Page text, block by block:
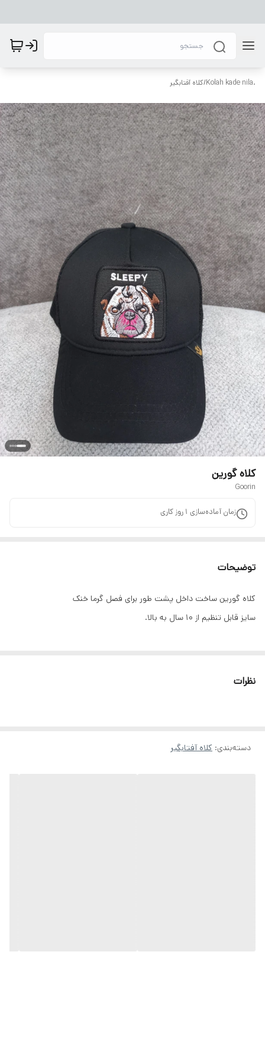
.Kolah kade nila
/کلاه آفتابگیر
کلاه گورین
Goorin
زمان آماده‌سازی 1 روز کاری
توضیحات
کلاه گورین ساخت داخل پشت طور برای فصل گرما خنک
سایز قابل تنظیم از ۱۰ سال به بالا.
نظرات
دسته‌بندی: کلاه آفتابگیر